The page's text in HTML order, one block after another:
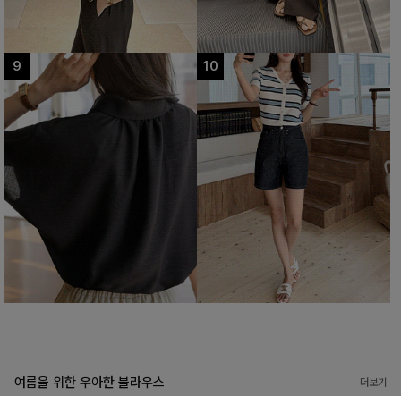
여름을 위한 우아한 블라우스 더보기